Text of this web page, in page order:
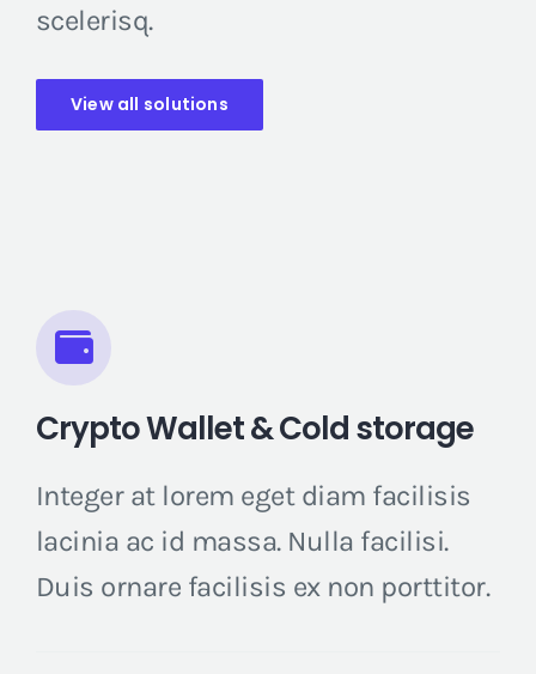
scelerisq.
View all solutions
Crypto Wallet & Cold storage
Integer at lorem eget diam facilisis
lacinia ac id massa. Nulla facilisi.
Duis ornare facilisis ex non porttitor.